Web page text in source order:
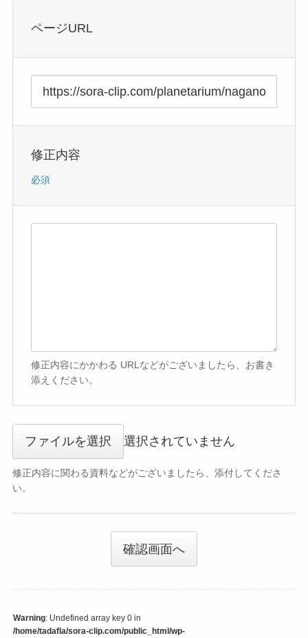
ページURL
修正内容
必須
修正内容にかかわる URLなどがございましたら、お書き
添えください。
ファイルを選択 選択されていません
修正内容に関わる資料などがございましたら、添付してくださ
い。
確認画面へ
Warning: Undefined array key 0 in
/home/tadafla/sora-clip.com/public_html/wp-